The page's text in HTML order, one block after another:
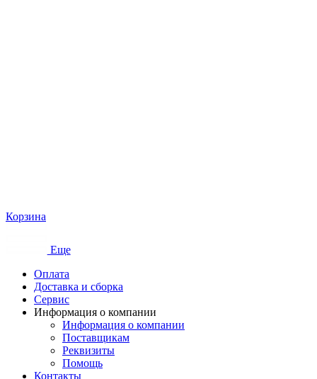
Корзина
Еще
Оплата
Доставка и сборка
Сервис
Информация о компании
Информация о компании
Поставщикам
Реквизиты
Помощь
Контакты